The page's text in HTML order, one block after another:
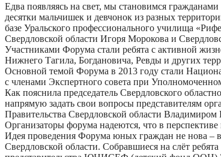
Едва появляясь на свет, мы становимся
десятки мальчишек и девчонок из разных
базе Уральского профессионального училища
Свердловской области Игоря Морокова и
Участниками Форума стали ребята с активной
Нижнего Тагила, Богдановича, Ревды и других
Основной темой Форума в 2013 году стали
с членами Экспертного совета при
Как пояснила председатель Свердловского
напрямую задать свои вопросы представителям
Правительства Свердловской области
Организаторы форума надеются, что в
Идея проведения Форума юных граждан не нова –
Свердловской области. Собравшиеся на слёт